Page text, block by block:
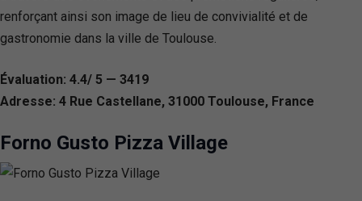
renforçant ainsi son image de lieu de convivialité et de
gastronomie dans la ville de Toulouse.
Évaluation: 4.4/ 5 — 3419
Adresse: 4 Rue Castellane, 31000 Toulouse, France
Forno Gusto Pizza Village